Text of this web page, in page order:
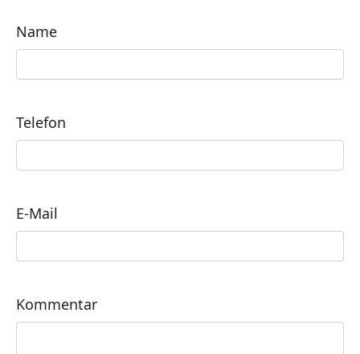
Name
Telefon
E-Mail
Kommentar